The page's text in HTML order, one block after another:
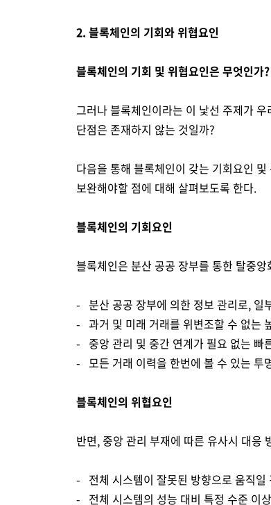
2. 블록체인의 기회와 위협요인
블록체인의 기회 및 위협요인은 무엇인가?
그러나 블록체인이라는 이 낯선 주제가
단점은 존재하지 않는 것일까?
다음을 통해 블록체인이 갖는 기회요인
보완해야할 점에 대해 살펴보도록 한다.
블록체인의 기회요인
블록체인은 분산 공공 장부를 통한 탈중
- 분산 공공 장부에 의한 정보 관리로, 일
- 과거 및 미래 거래를 위변조할 수 없는
- 중앙 관리 및 중간 연계가 필요 없는 빠
- 모든 거래 이력을 한번에 볼 수 있는 투
블록체인의 위협요인
반면, 중앙 관리 부재에 따른 유사시 대응
- 전체 시스템이 잘못된 방향으로 움직일
- 전체 시스템의 성능 대비 특정 수준 이